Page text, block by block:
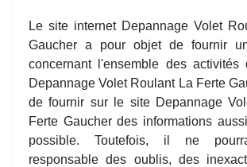
Le site internet Depannage Volet
Gaucher a pour objet de fournir
concernant l'ensemble des activités
Depannage Volet Roulant La Ferte
de fournir sur le site Depannage
Ferte Gaucher des informations
possible. Toutefois, il ne
responsable des oublis, des